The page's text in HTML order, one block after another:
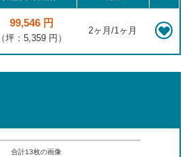
99,546 円
（坪：5,359 円）
2ヶ月/1ヶ月
合計13枚の画像